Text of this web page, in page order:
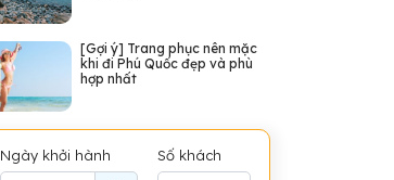
[Gợi ý] Trang phục nên mặc
khi đi Phú Quốc đẹp và phù
hợp nhất
Ngày khởi hành Số khách